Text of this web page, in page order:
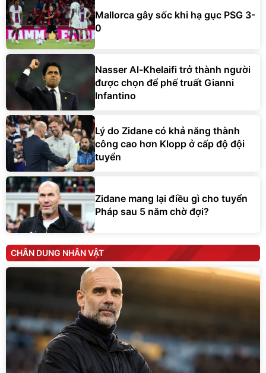
Mallorca gây sốc khi hạ gục PSG 3-
0
Nasser Al-Khelaifi trở thành người
được chọn để phế truất Gianni
Infantino
Lý do Zidane có khả năng thành
công cao hơn Klopp ở cấp độ đội
tuyển
Zidane mang lại điều gì cho tuyển
Pháp sau 5 năm chờ đợi?
CHÂN DUNG NHÂN VẬT